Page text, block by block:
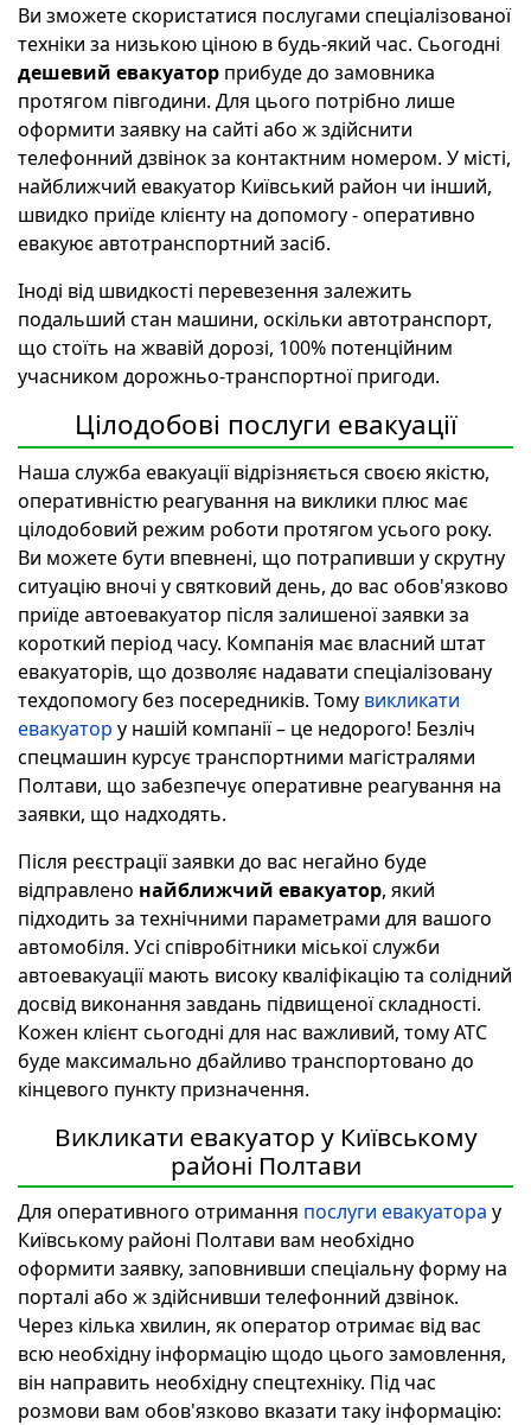
Ви зможете скористатися послугами спеціалізованої
техніки за низькою ціною в будь-який час. Сьогодні
дешевий евакуатор прибуде до замовника
протягом півгодини. Для цього потрібно лише
оформити заявку на сайті або ж здійснити
телефонний дзвінок за контактним номером. У місті,
найближчий евакуатор Київський район чи інший,
швидко приїде клієнту на допомогу - оперативно
евакуює автотранспортний засіб.
Іноді від швидкості перевезення залежить
подальший стан машини, оскільки автотранспорт,
що стоїть на жвавій дорозі, 100% потенційним
учасником дорожньо-транспортної пригоди.
Цілодобові послуги евакуації
Наша служба евакуації відрізняється своєю якістю,
оперативністю реагування на виклики плюс має
цілодобовий режим роботи протягом усього року.
Ви можете бути впевнені, що потрапивши у скрутну
ситуацію вночі у святковий день, до вас обов'язково
приїде автоевакуатор після залишеної заявки за
короткий період часу. Компанія має власний штат
евакуаторів, що дозволяє надавати спеціалізовану
техдопомогу без посередників. Тому викликати
евакуатор у нашій компанії – це недорого! Безліч
спецмашин курсує транспортними магістралями
Полтави, що забезпечує оперативне реагування на
заявки, що надходять.
Після реєстрації заявки до вас негайно буде
відправлено найближчий евакуатор, який
підходить за технічними параметрами для вашого
автомобіля. Усі співробітники міської служби
автоевакуації мають високу кваліфікацію та солідний
досвід виконання завдань підвищеної складності.
Кожен клієнт сьогодні для нас важливий, тому АТС
буде максимально дбайливо транспортовано до
кінцевого пункту призначення.
Викликати евакуатор у Київському
районі Полтави
Для оперативного отримання послуги евакуатора у
Київському районі Полтави вам необхідно
оформити заявку, заповнивши спеціальну форму на
порталі або ж здійснивши телефонний дзвінок.
Через кілька хвилин, як оператор отримає від вас
всю необхідну інформацію щодо цього замовлення,
він направить необхідну спецтехніку. Під час
розмови вам обов'язково вказати таку інформацію: